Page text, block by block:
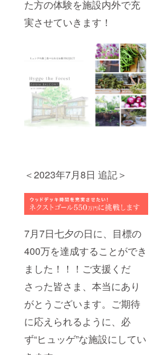
た方の体験を施設内外で充
実させていきます！
＜2023年7月8日 追記＞
7月7日七夕の日に、目標の
400万を達成することができ
ました！！！ご支援くだ
さった皆さま、本当にあり
がとうございます。ご期待
に応えられるように、必
ず“ヒュッゲ”な施設にしてい